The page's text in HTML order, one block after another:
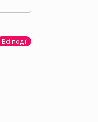
Всі події